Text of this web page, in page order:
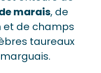
marais, de
et de champs
taureaux